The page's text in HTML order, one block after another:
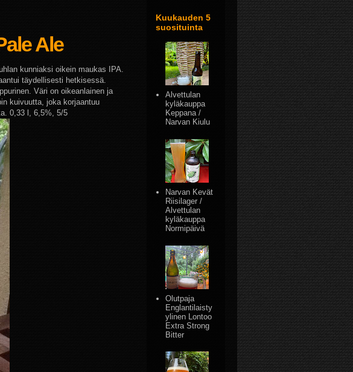
Ale
kunniaksi oikein maukas IPA.
täydellisesti hetkisessä.
Väri on oikeanlainen ja
kuivuutta, joka korjaantuu
0,33 l, 6,5%, 5/5
Kuukauden 5
suosituinta
Alvettulan
kyläkauppa
Keppana /
Narvan Kiulu
Narvan Kevät
Riisilager /
Alvettulan
kyläkauppa
Normipäivä
Olutpaja
Englantilaisty
ylinen Lontoo
Extra Strong
Bitter